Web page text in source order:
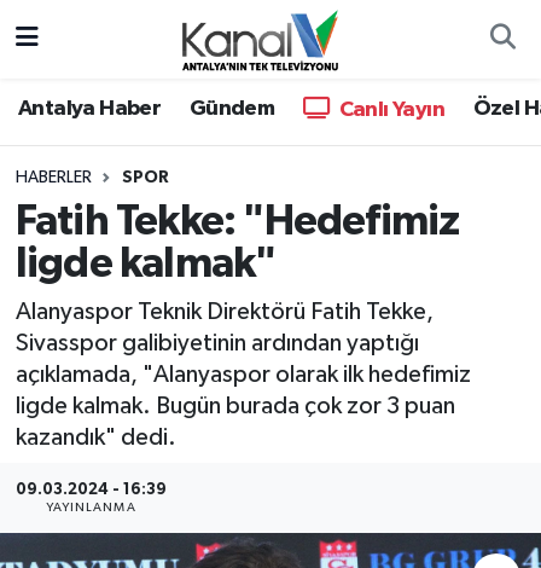
Antalya Haber Gündem Canlı Yayın Özel
HABERLER SPOR
Fatih Tekke: "Hedefimiz
ligde kalmak"
Alanyaspor Teknik Direktörü Fatih Tekke,
Sivasspor galibiyetinin ardından yaptığı
açıklamada, "Alanyaspor olarak ilk hedefimiz
ligde kalmak. Bugün burada çok zor 3 puan
kazandık" dedi.
09.03.2024 - 16:39
YAYINLANMA
Antalya Haber
Dünya
Eğitim
Ekonomi
Gündem
Hava Durumu
Trafik Durumu
Süper Lig Puan Durumu ve Fikstür
Tüm Manşetler
Son Dakika Haberleri